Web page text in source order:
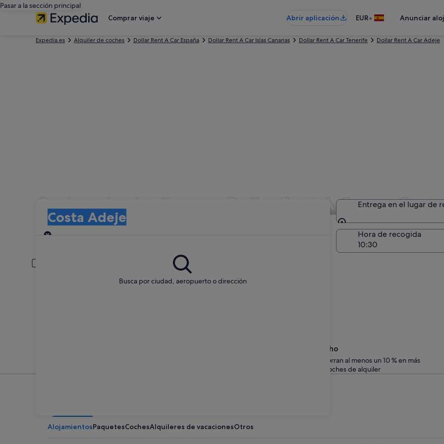
Pasar a la sección principal
Comprar viaje
Abrir aplicación EUR• Anunciar
Expedia.es Alquiler de coches Dollar Rent A Car España Dollar Rent A Car Islas Canarias Dollar Rent A Car Tenerife Dollar Rent A Car Adeje
Coches de alquiler con Dollar Rent A Car en
Busca por ciudad, aeropuerto o dirección
Costa Adeje
Recogida
Entrega en el lugar de
Entrega en el lugar de
Hora de recogida
Conductor menor de 30 años o mayor de 70
Es posible que los conductores jóvenes o los mayores deban pagar un recargo.
Date un capricho
Los miembros ahorran al menos un 10 % en más
de un millón de coches de alquiler
AlojamientosPaquetesCochesAlquileres de vacacionesOtros